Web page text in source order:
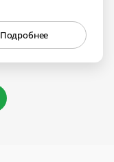
Подробнее